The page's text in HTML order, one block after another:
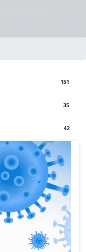
151
35
42